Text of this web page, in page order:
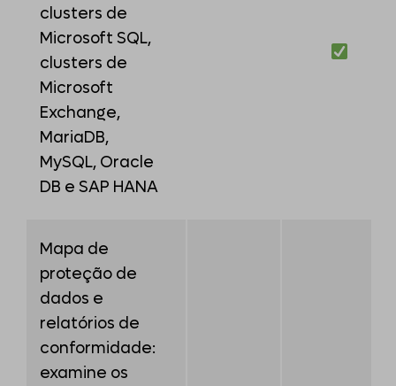
clusters de
Microsoft SQL,
clusters de
Microsoft
Exchange,
MariaDB,
MySQL, Oracle
DB e SAP HANA
Mapa de
proteção de
dados e
relatórios de
conformidade:
examine os